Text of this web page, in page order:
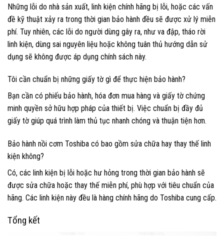
Những lỗi do nhà sản xuất, linh kiện chính hãng bị lỗi, hoặc các vấn
đề kỹ thuật xảy ra trong thời gian bảo hành đều sẽ được xử lý miễn
phí. Tuy nhiên, các lỗi do người dùng gây ra, như va đập, tháo rời
linh kiện, dùng sai nguyên liệu hoặc không tuân thủ hướng dẫn sử
dụng sẽ không được áp dụng chính sách này.
Tôi cần chuẩn bị những giấy tờ gì để thực hiện bảo hành?
Bạn cần có phiếu bảo hành, hóa đơn mua hàng và giấy tờ chứng
minh quyền sở hữu hợp pháp của thiết bị. Việc chuẩn bị đầy đủ
giấy tờ giúp quá trình làm thủ tục nhanh chóng và thuận tiện hơn.
Bảo hành nồi cơm Toshiba có bao gồm sửa chữa hay thay thế linh
kiện không?
Có, các linh kiện bị lỗi hoặc hư hỏng trong thời gian bảo hành sẽ
được sửa chữa hoặc thay thế miễn phí, phù hợp với tiêu chuẩn của
hãng. Các linh kiện này đều là hàng chính hãng do Toshiba cung cấp.
Tổng kết